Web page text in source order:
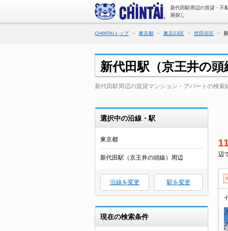
新代田駅周辺の賃貸・不
屋探し
CHINTAIトップ 東京都 東京23区 世田谷区
新代田駅（京王井の
新代田駅周辺の賃貸マンション・アパートの検
選択中の沿線・駅
東京都
新代田駅（京王井の頭線）周辺
沿線を変更 駅を変更
現在の検索条件
辺